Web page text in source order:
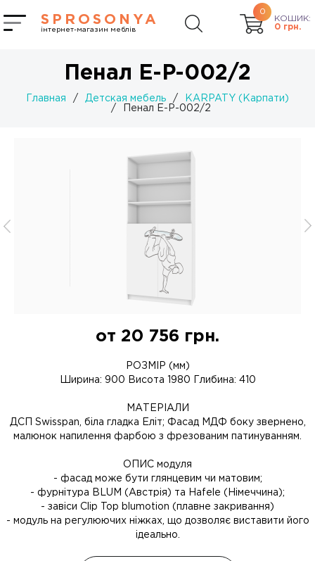
SPROSONYA
інтернет-магазин меблів
0
КОШИК:
0 грн.
Пенал Е-P-002/2
Главная / Детская мебель /
KARPATY (Карпати)
/
Пенал Е-P-002/2
от 20 756 грн.
РОЗМІР (мм)
Ширина: 900 Висота 1980 Глибина: 410
МАТЕРІАЛИ
ДСП Swisspan, біла гладка Еліт; Фасад МДФ боку звернено,
малюнок напилення фарбою з фрезованим патинуванням.
ОПИС модуля
- фасад може бути глянцевим чи матовим;
- фурнітура BLUM (Австрія) та Hafele (Німеччина);
- завіси Clip Top blumotion (плавне закривання)
- модуль на регулюючих ніжках, що дозволяє виставити його
ідеально.